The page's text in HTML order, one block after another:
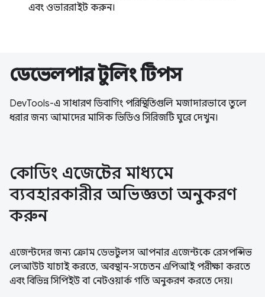
এবং ওভাররাইট করুন।
ডেভেলপার টুলিং টিপস
DevTools-এ সাধারণ ডিবাগিং পরিস্থিতিগুলি মজাদারভাবে তুলে
ধরার জন্য আমাদের মাসিক ভিডিও সিরিজটি ঘুরে দেখুন।
কোডিং এজেন্টের মাধ্যমে
ব্যবহারকারীর অভিজ্ঞতা অনুকরণ
করুন
এজেন্টদের জন্য ক্রোম ডেভটুলস আপনার এজেন্টকে রেসপন্সিভ
লেআউট যাচাই করতে, অবস্থান-সচেতন এপিআই পরীক্ষা করতে
এবং বিভিন্ন সিপিইউ বা নেটওয়ার্ক গতি অনুকরণ করতে দেয়।